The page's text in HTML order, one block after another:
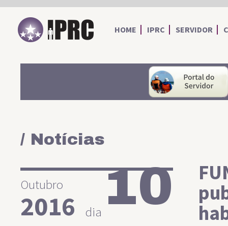
IPRC
HOME IPRC SERVIDOR
/ Notícias
Outubro
2016 dia10